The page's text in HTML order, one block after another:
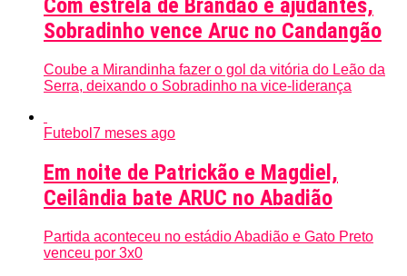
Com estrela de Brandão e ajudantes,
Sobradinho vence Aruc no Candangão
Coube a Mirandinha fazer o gol da vitória do Leão da
Serra, deixando o Sobradinho na vice-liderança
Futebol 7 meses ago
Em noite de Patrickão e Magdiel,
Ceilândia bate ARUC no Abadião
Partida aconteceu no estádio Abadião e Gato Preto
venceu por 3x0